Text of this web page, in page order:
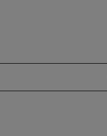
2)